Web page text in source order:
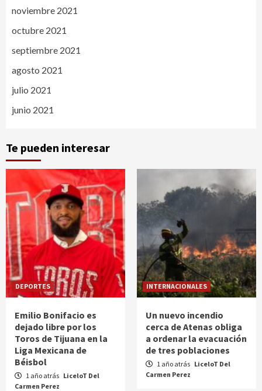
noviembre 2021
octubre 2021
septiembre 2021
agosto 2021
julio 2021
junio 2021
Te pueden interesar
DEPORTES
Emilio Bonifacio es
dejado libre por los
Toros de Tijuana en la
Liga Mexicana de
Béisbol
1 año atrás LiceloT Del
Carmen Perez
INTERNACIONALES
Un nuevo incendio
cerca de Atenas obliga
a ordenar la evacuación
de tres poblaciones
1 año atrás LiceloT Del
Carmen Perez